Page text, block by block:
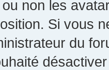
ou non les
Si vous
du